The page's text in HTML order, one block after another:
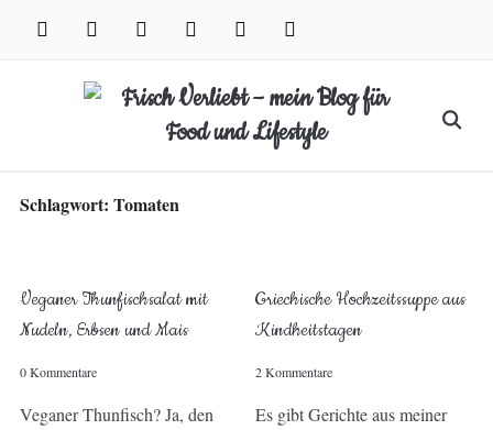
facebook instagram pinterest twitter xing youtube
Search
Schlagwort: Tomaten
Veganer Thunfischsalat mit
Nudeln, Erbsen und Mais
0 Kommentare
Veganer Thunfisch? Ja, den
Griechische Hochzeitssuppe aus
Kindheitstagen
2 Kommentare
Es gibt Gerichte aus meiner